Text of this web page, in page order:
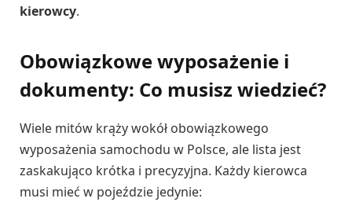
kierowcy.
Obowiązkowe wyposażenie i
dokumenty: Co musisz wiedzieć?
Wiele mitów krąży wokół obowiązkowego
wyposażenia samochodu w Polsce, ale lista jest
zaskakująco krótka i precyzyjna. Każdy kierowca
musi mieć w pojeździe jedynie: